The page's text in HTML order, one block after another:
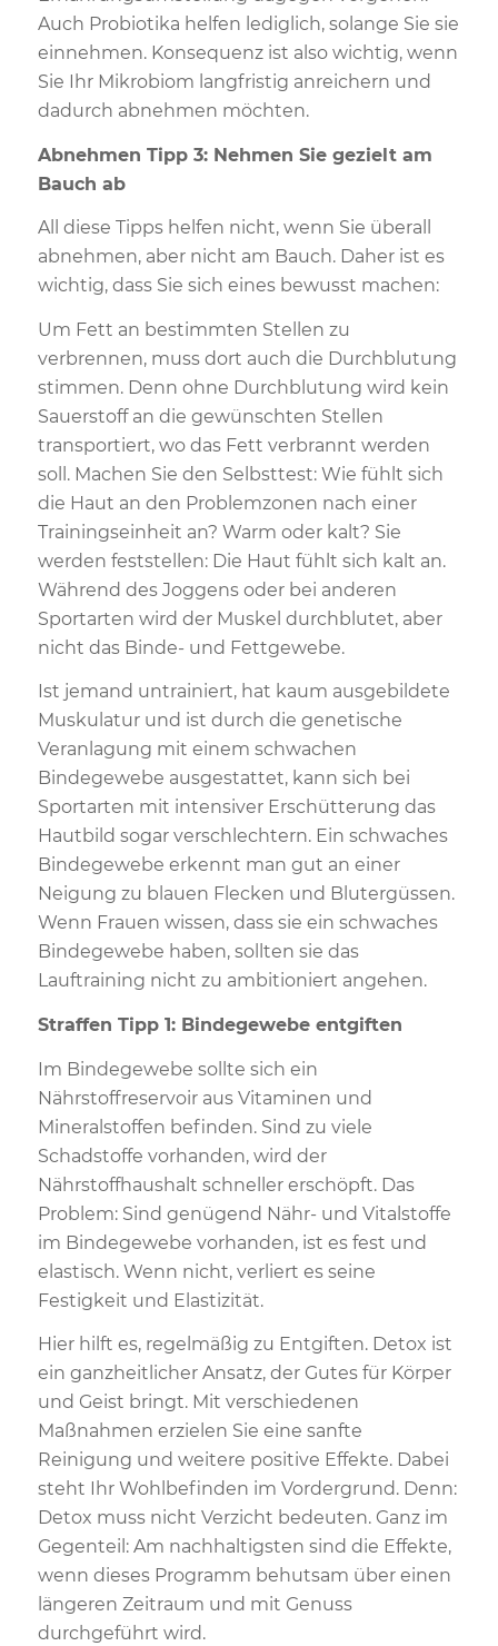
Auch Probiotika helfen lediglich, solange Sie sie
einnehmen. Konsequenz ist also wichtig, wenn
Sie Ihr Mikrobiom langfristig anreichern und
dadurch abnehmen möchten.
Abnehmen Tipp 3: Nehmen Sie gezielt am
Bauch ab
All diese Tipps helfen nicht, wenn Sie überall
abnehmen, aber nicht am Bauch. Daher ist es
wichtig, dass Sie sich eines bewusst machen:
Um Fett an bestimmten Stellen zu
verbrennen, muss dort auch die Durchblutung
stimmen. Denn ohne Durchblutung wird kein
Sauerstoff an die gewünschten Stellen
transportiert, wo das Fett verbrannt werden
soll. Machen Sie den Selbsttest: Wie fühlt sich
die Haut an den Problemzonen nach einer
Trainingseinheit an? Warm oder kalt? Sie
werden feststellen: Die Haut fühlt sich kalt an.
Während des Joggens oder bei anderen
Sportarten wird der Muskel durchblutet, aber
nicht das Binde- und Fettgewebe.
Ist jemand untrainiert, hat kaum ausgebildete
Muskulatur und ist durch die genetische
Veranlagung mit einem schwachen
Bindegewebe ausgestattet, kann sich bei
Sportarten mit intensiver Erschütterung das
Hautbild sogar verschlechtern. Ein schwaches
Bindegewebe erkennt man gut an einer
Neigung zu blauen Flecken und Blutergüssen.
Wenn Frauen wissen, dass sie ein schwaches
Bindegewebe haben, sollten sie das
Lauftraining nicht zu ambitioniert angehen.
Straffen Tipp 1: Bindegewebe entgiften
Im Bindegewebe sollte sich ein
Nährstoffreservoir aus Vitaminen und
Mineralstoffen befinden. Sind zu viele
Schadstoffe vorhanden, wird der
Nährstoffhaushalt schneller erschöpft. Das
Problem: Sind genügend Nähr- und Vitalstoffe
im Bindegewebe vorhanden, ist es fest und
elastisch. Wenn nicht, verliert es seine
Festigkeit und Elastizität.
Hier hilft es, regelmäßig zu Entgiften. Detox ist
ein ganzheitlicher Ansatz, der Gutes für Körper
und Geist bringt. Mit verschiedenen
Maßnahmen erzielen Sie eine sanfte
Reinigung und weitere positive Effekte. Dabei
steht Ihr Wohlbefinden im Vordergrund. Denn:
Detox muss nicht Verzicht bedeuten. Ganz im
Gegenteil: Am nachhaltigsten sind die Effekte,
wenn dieses Programm behutsam über einen
längeren Zeitraum und mit Genuss
durchgeführt wird.